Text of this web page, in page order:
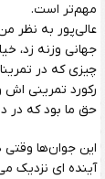
مهم‌تر است.
عالی‌پور به نظر
جهانی وزنه زد،
چیزی که در
رکورد تمرینی
حق ما بود که در دسته ۹۶ کیلوگرم دو‌مدال
این جوان‌ها
آینده ای نزدیک